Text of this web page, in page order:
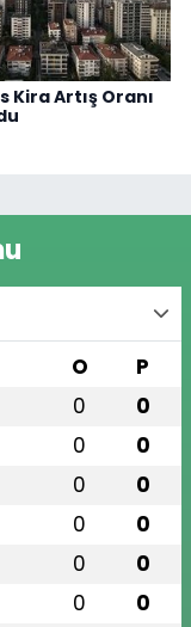
Kira Artış Oranı
O P
0 0
0 0
0 0
0 0
0 0
0 0